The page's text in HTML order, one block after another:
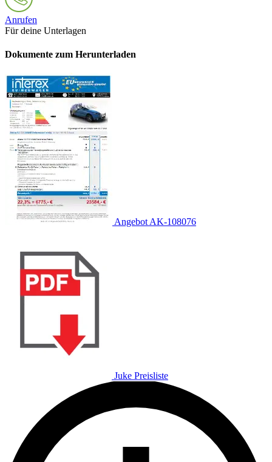
Anrufen
Für deine Unterlagen
Dokumente zum Herunterladen
Angebot AK-108076
Juke Preisliste